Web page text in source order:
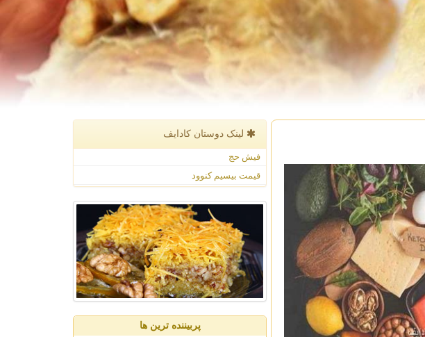
لینک دوستان كادایف
فیش حج
قیمت بیسیم کنوود
پربیننده ترین ها